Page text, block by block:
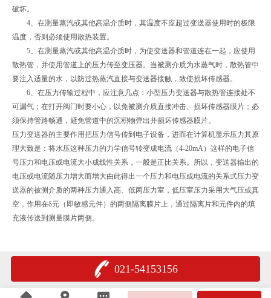
破坏。
4、在测量蒸汽或其他高温介质时，其温度不应超过变送器使用时的极限
温度，否则必须使用散热装置。
5、在测量蒸汽或其他高温介质时，为使变送器和管道连在一起，应使用
散热管，并使用管道上的压力传至变压器。当被测介质为水蒸气时，散热管中
要注入适量的水，以防过热蒸汽直接与变送器接触，致使损坏传感器。
6、在压力传输过程中，应注意几点：小型压力变送器与散热管连接处不
可漏气；在打开阀门时要小心，以免被测介质直接冲击、损坏传感器膜片；必
须保持管路畅通，避免管道中的沉积物弹出并损坏传感器膜片。
压力变送器的主要作用把压力信号传到电子设备，进而在计算机显示压力其原
理大致是：将水压这种压力的力学信号转变成电流（4-20mA）这样的电子信
号压力和电压或电流大小成线性关系，一般是正比关系。所以，变送器输出的
电压或电流随压力增大而增大由此得出一个压力和电压或电流的关系式压力变
送器的被测介质的两种压力通入高、低两压力室，低压室压力采用大气压或真
空，作用在δ元（即敏感元件）的两侧隔离膜片上，通过隔离片和元件内的填
充液传送到测量膜片两侧。
021-54153156